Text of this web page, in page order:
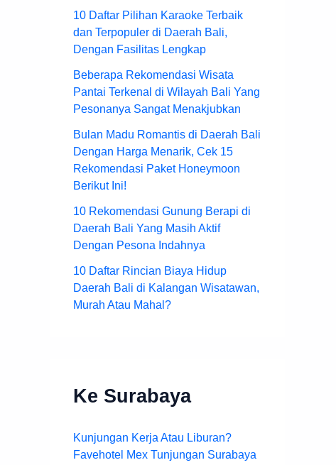
10 Daftar Pilihan Karaoke Terbaik
dan Terpopuler di Daerah Bali,
Dengan Fasilitas Lengkap
Beberapa Rekomendasi Wisata
Pantai Terkenal di Wilayah Bali Yang
Pesonanya Sangat Menakjubkan
Bulan Madu Romantis di Daerah Bali
Dengan Harga Menarik, Cek 15
Rekomendasi Paket Honeymoon
Berikut Ini!
10 Rekomendasi Gunung Berapi di
Daerah Bali Yang Masih Aktif
Dengan Pesona Indahnya
10 Daftar Rincian Biaya Hidup
Daerah Bali di Kalangan Wisatawan,
Murah Atau Mahal?
Ke Surabaya
Kunjungan Kerja Atau Liburan?
Favehotel Mex Tunjungan Surabaya